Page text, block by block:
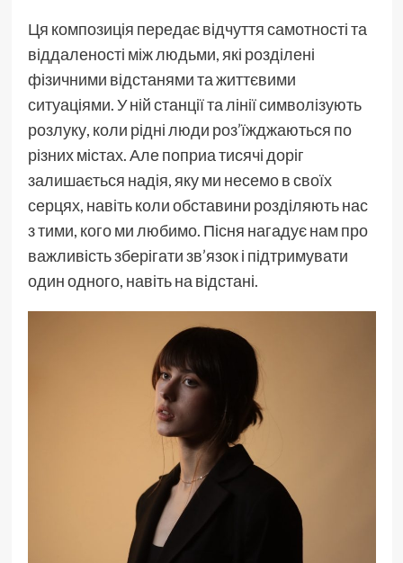
Ця композиція передає відчуття самотності та
віддаленості між людьми, які розділені
фізичними відстанями та життєвими
ситуаціями. У ній станції та лінії символізують
розлуку, коли рідні люди роз’їжджаються по
різних містах. Але поприа тисячі доріг
залишається надія, яку ми несемо в своїх
серцях, навіть коли обставини розділяють нас
з тими, кого ми любимо. Пісня нагадує нам про
важливість зберігати зв’язок і підтримувати
один одного, навіть на відстані.